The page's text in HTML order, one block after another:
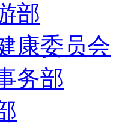
部
康委员会
务部